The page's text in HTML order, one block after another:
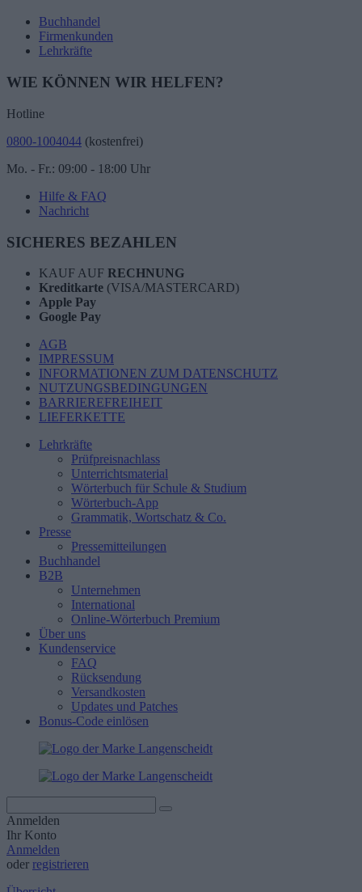
Buchhandel
Firmenkunden
Lehrkräfte
WIE KÖNNEN WIR HELFEN?
Hotline
0800-1004044 (kostenfrei)
Mo. - Fr.: 09:00 - 18:00 Uhr
Hilfe & FAQ
Nachricht
SICHERES BEZAHLEN
KAUF AUF RECHNUNG
Kreditkarte (VISA/MASTERCARD)
Apple Pay
Google Pay
AGB
IMPRESSUM
INFORMATIONEN ZUM DATENSCHUTZ
NUTZUNGSBEDINGUNGEN
BARRIEREFREIHEIT
LIEFERKETTE
Lehrkräfte
Prüfpreisnachlass
Unterrichtsmaterial
Wörterbuch für Schule & Studium
Wörterbuch-App
Grammatik, Wortschatz & Co.
Presse
Pressemitteilungen
Buchhandel
B2B
Unternehmen
International
Online-Wörterbuch Premium
Über uns
Kundenservice
FAQ
Rücksendung
Versandkosten
Updates und Patches
Bonus-Code einlösen
Anmelden
Ihr Konto
Anmelden
oder registrieren